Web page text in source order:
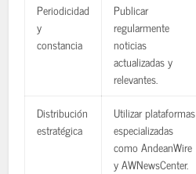
Periodicidad
y
constancia
Publicar
regularmente
noticias
actualizadas y
relevantes.
Distribución
estratégica
Utilizar plataformas
especializadas
como AndeanWire
y AWNewsCenter.